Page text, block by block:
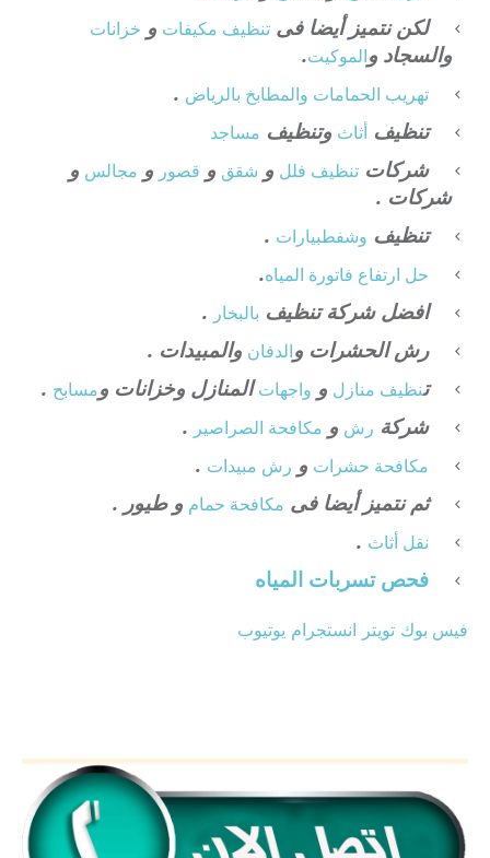
لكن نتميز أيضا فى تنظيف مكيفات و خزانات
والسجاد والموكيت.
تهريب الحمامات والمطابخ بالرياض .
تنظيف أثاث وتنظيف مساجد
شركات تنظيف فلل و شقق و قصور و مجالس و
شركات .
تنظيف وشفطبيارات .
حل ارتفاع فاتورة المياه.
افضل شركة تنظيف بالبخار .
رش الحشرات والدفان والمبيدات .
تنظيف منازل و واجهاتالمنازل وخزانات ومسابح .
شركة رش و مكافحة الصراصير .
مكافحة حشرات و رش مبيدات .
ثم نتميز أيضا فى مكافحة حمام و طيور .
نقل أثاث .
فحص تسربات المياه
فيس بوك تويتر انستجرام يوتيوب